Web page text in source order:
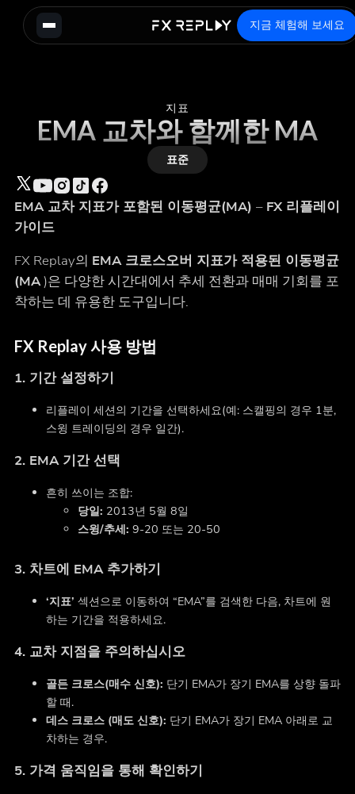
지금 체험해 보세요
지표
EMA 교차와 함께한 MA
표준
EMA 교차 지표가 포함된 이동평균(MA) – FX 리플레이
가이드
FX Replay의 EMA 크로스오버 지표가 적용된 이동평균
(MA)은 다양한 시간대에서 추세 전환과 매매 기회를 포
착하는 데 유용한 도구입니다.
FX Replay 사용 방법
1. 기간 설정하기
리플레이 세션의 기간을 선택하세요(예: 스캘핑의 경우 1분,
스윙 트레이딩의 경우 일간).
2. EMA 기간 선택
흔히 쓰이는 조합:
당일: 2013년 5월 8일
스윙/추세: 9-20 또는 20-50
3. 차트에 EMA 추가하기
‘지표’ 섹션으로 이동하여 “EMA”를 검색한 다음, 차트에 원
하는 기간을 적용하세요.
4. 교차 지점을 주의하십시오
골든 크로스(매수 신호): 단기 EMA가 장기 EMA를 상향 돌파
할 때.
데스 크로스 (매도 신호): 단기 EMA가 장기 EMA 아래로 교
차하는 경우.
5. 가격 움직임을 통해 확인하기